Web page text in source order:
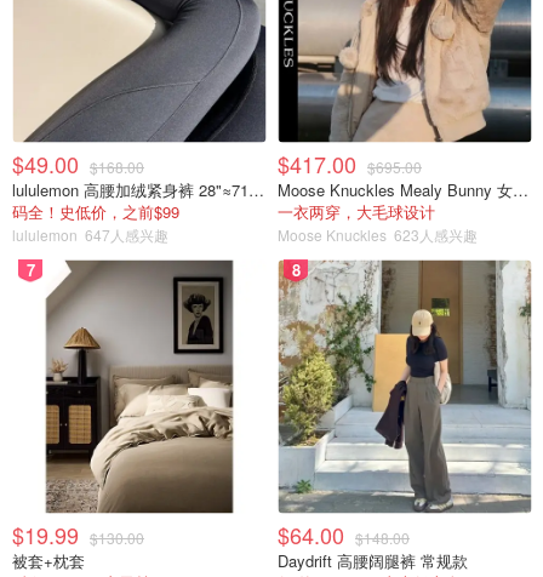
HiConsumption
滑雪护目镜推荐品牌： Oakley/ Dragon
Electric/ Von Zipper
单板滑雪装备
1. 单板滑雪板
曲面（Profile）
雪板的Profile是指滑雪板生产商对雪板弯曲角度的一个设
计，不同的曲面会有不同的功能和作用，而如何挑选适合自
己的滑雪板也是非常重要
$49.00 $168.00
lululemon 高腰加绒紧身裤 28"≈71cm 5个口袋
码全！史低价，之前$99
lululemon 647人感兴趣
$417.00 $695.00
Moose Knuckles Mealy Bunny 女士双面穿连帽外套
一衣两穿，大毛球设计
Moose Knuckles 623人感兴趣
7
$19.99 $130.00
被套+枕套
8
$64.00 $148.00
Daydrift 高腰阔腿裤 常规款